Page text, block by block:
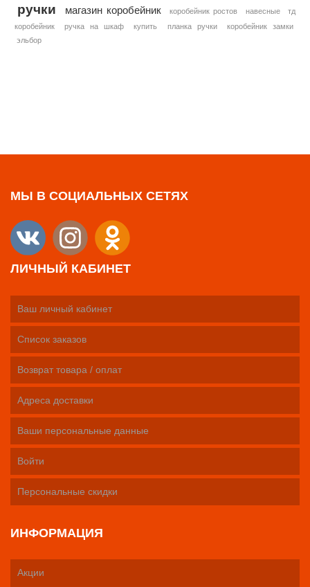
ручки магазин коробейник коробейник ростов навесные
тд
коробейник
ручка на шкаф купить планка ручки
коробейник замки
эльбор
МЫ В СОЦИАЛЬНЫХ СЕТЯХ
ЛИЧНЫЙ КАБИНЕТ
Ваш личный кабинет
Список заказов
Возврат товара / оплат
Адреса доставки
Ваши персональные данные
Войти
Персональные скидки
ИНФОРМАЦИЯ
Акции